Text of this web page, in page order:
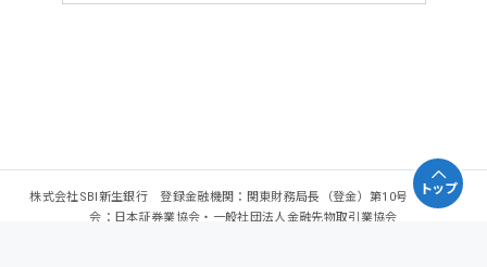
株式会社SBI新生銀行 登録金融機関：関東財務局長（登金）第10号 加入協
会：日本証券業協会・一般社団法人金融先物取引業協会
トップ